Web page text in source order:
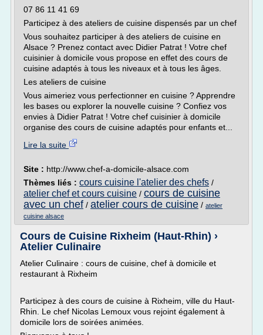
07 86 11 41 69
Participez à des ateliers de cuisine dispensés par un chef
Vous souhaitez participer à des ateliers de cuisine en
Alsace ? Prenez contact avec Didier Patrat ! Votre chef
cuisinier à domicile vous propose en effet des cours de
cuisine adaptés à tous les niveaux et à tous les âges.
Les ateliers de cuisine
Vous aimeriez vous perfectionner en cuisine ? Apprendre
les bases ou explorer la nouvelle cuisine ? Confiez vos
envies à Didier Patrat ! Votre chef cuisinier à domicile
organise des cours de cuisine adaptés pour enfants et...
Lire la suite
Site : http://www.chef-a-domicile-alsace.com
Thèmes liés : cours cuisine l'atelier des chefs /
atelier chef et cours cuisine / cours de cuisine
avec un chef / atelier cours de cuisine / atelier
cuisine alsace
Cours de Cuisine Rixheim (Haut-Rhin) ›
Atelier Culinaire
Atelier Culinaire : cours de cuisine, chef à domicile et
restaurant à Rixheim
Participez à des cours de cuisine à Rixheim, ville du Haut-
Rhin. Le chef Nicolas Lemoux vous rejoint également à
domicile lors de soirées animées.